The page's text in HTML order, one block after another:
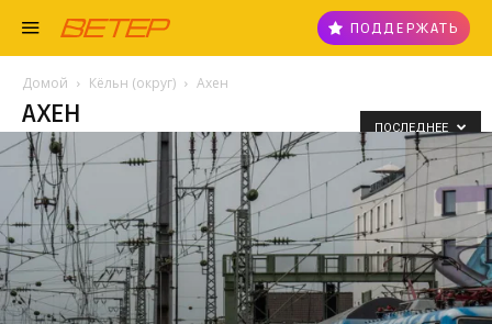
ПОДДЕРЖАТЬ
Домой Кёльн (округ) Ахен
АХЕН ПОСЛЕДНЕЕ